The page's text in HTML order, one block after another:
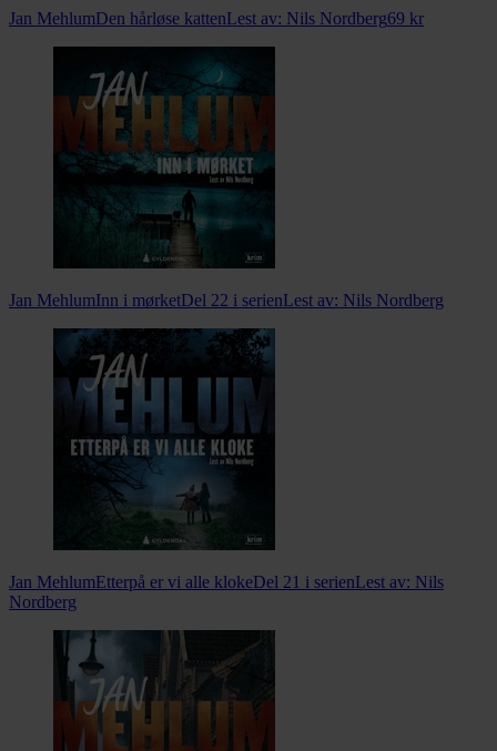
Jan MehlumDen hårløse kattenLest av: Nils Nordberg69 kr
Jan MehlumInn i mørketDel 22 i serienLest av: Nils Nordberg
Jan MehlumEtterpå er vi alle klokeDel 21 i serienLest av: Nils
Nordberg